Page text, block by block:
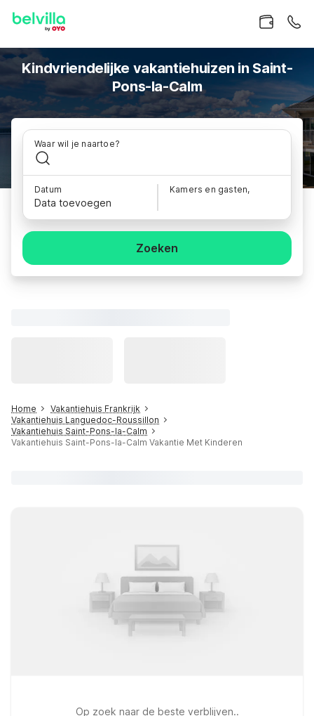
Kindvriendelijke vakantiehuizen in Saint-
Pons-la-Calm
Waar wil je naartoe?
Datum
Data toevoegen
Kamers en gasten,
Zoeken
Home
Vakantiehuis Frankrijk
Vakantiehuis Languedoc-Roussillon
Vakantiehuis Saint-Pons-la-Calm
Vakantiehuis Saint-Pons-la-Calm Vakantie Met Kinderen
Op zoek naar de beste verblijven..